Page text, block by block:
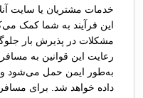
خدمات مشتریان یا سایت
این فرآیند به شما کمک
مشکلات در پذیرش بار
رعایت این قوانین به
به‌طور ایمن حمل می‌شود
داده خواهد شد. برای